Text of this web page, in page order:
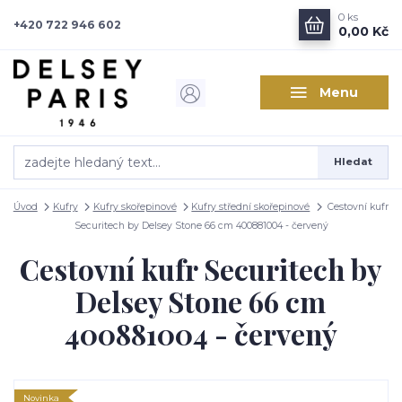
Menu
Hledat
+420 722 946 602
0 ks
0,00 Kč
Úvod Kufry Kufry skořepinové Kufry střední skořepinové
Cestovní kufr
Securitech by Delsey Stone 66 cm 400881004 - červený
Cestovní kufr Securitech by
Delsey Stone 66 cm
400881004 - červený
Novinka